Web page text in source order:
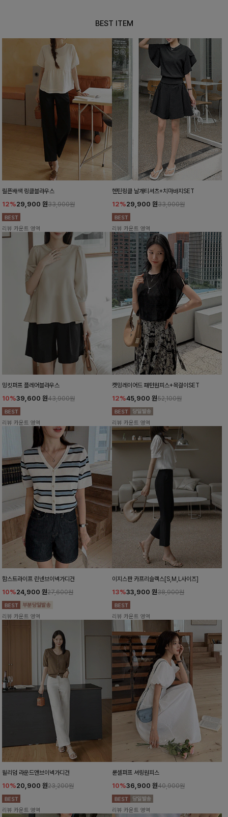
BEST ITEM
릴픈배색 링클블라우스
12%29,900 원33,900원
리뷰 카운트 영역
헨틴링클 날개티셔츠+치마바지SET
12%29,900 원33,900원
리뷰 카운트 영역
밍킷퍼프 플레어블라우스
10%39,600 원43,900원
리뷰 카운트 영역
캣밍레이어드 패턴원피스+목걸이SET
12%45,900 원52,100원
리뷰 카운트 영역
함스트라이프 린넨브이넥가디건
10%24,900 원27,600원
리뷰 카운트 영역
이지스판 카프리슬랙스[S,M,L사이즈]
13%33,900 원38,900원
리뷰 카운트 영역
윌리덤 라운드앤브이넥가디건
10%20,900 원23,200원
리뷰 카운트 영역
룬셀퍼프 셔링원피스
10%36,900 원40,900원
리뷰 카운트 영역